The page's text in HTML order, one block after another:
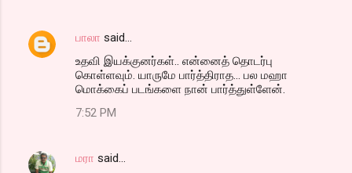
பாலா said…
உதவி இயக்குனர்கள்.. என்னைத் தொடர்பு
கொள்ளவும். யாருமே பார்த்திராத... பல மஹா
மொக்கைப் படங்களை நான் பார்த்துள்ளேன்.
7:52 PM
மரா said…